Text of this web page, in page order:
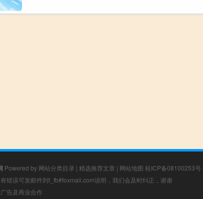
Powered by 网站分类目录 | 精选推荐文章 | 网站地图 桂ICP备08100253号
错误可发邮件到f_fb#foxmail.com说明，我们会及时纠正，谢谢
告及商业合作